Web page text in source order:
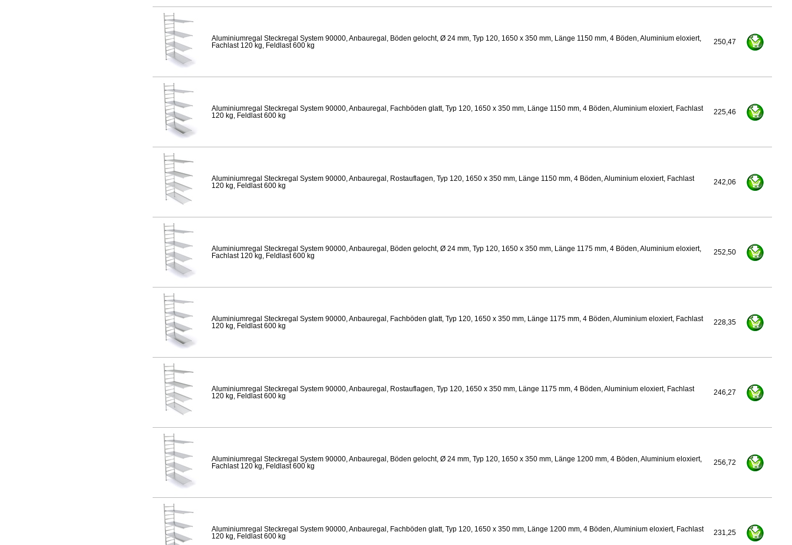
Aluminiumregal Steckregal System 90000, Anbauregal, Böden gelocht, Ø 24 mm, Typ 120, 1650 x 350 mm, Länge 1150 mm, 4 Böden, Aluminium eloxiert,
Fachlast 120 kg, Feldlast 600 kg
250,47
Aluminiumregal Steckregal System 90000, Anbauregal, Fachböden glatt, Typ 120, 1650 x 350 mm, Länge 1150 mm, 4 Böden, Aluminium eloxiert, Fachlast
120 kg, Feldlast 600 kg
225,46
Aluminiumregal Steckregal System 90000, Anbauregal, Rostauflagen, Typ 120, 1650 x 350 mm, Länge 1150 mm, 4 Böden, Aluminium eloxiert, Fachlast
120 kg, Feldlast 600 kg
242,06
Aluminiumregal Steckregal System 90000, Anbauregal, Böden gelocht, Ø 24 mm, Typ 120, 1650 x 350 mm, Länge 1175 mm, 4 Böden, Aluminium eloxiert,
Fachlast 120 kg, Feldlast 600 kg
252,50
Aluminiumregal Steckregal System 90000, Anbauregal, Fachböden glatt, Typ 120, 1650 x 350 mm, Länge 1175 mm, 4 Böden, Aluminium eloxiert, Fachlast
120 kg, Feldlast 600 kg
228,35
Aluminiumregal Steckregal System 90000, Anbauregal, Rostauflagen, Typ 120, 1650 x 350 mm, Länge 1175 mm, 4 Böden, Aluminium eloxiert, Fachlast
120 kg, Feldlast 600 kg
246,27
Aluminiumregal Steckregal System 90000, Anbauregal, Böden gelocht, Ø 24 mm, Typ 120, 1650 x 350 mm, Länge 1200 mm, 4 Böden, Aluminium eloxiert,
Fachlast 120 kg, Feldlast 600 kg
256,72
Aluminiumregal Steckregal System 90000, Anbauregal, Fachböden glatt, Typ 120, 1650 x 350 mm, Länge 1200 mm, 4 Böden, Aluminium eloxiert, Fachlast
120 kg, Feldlast 600 kg
231,25